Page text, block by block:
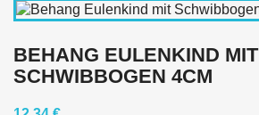
BEHANG EULENKIND MIT
SCHWIBBOGEN 4CM